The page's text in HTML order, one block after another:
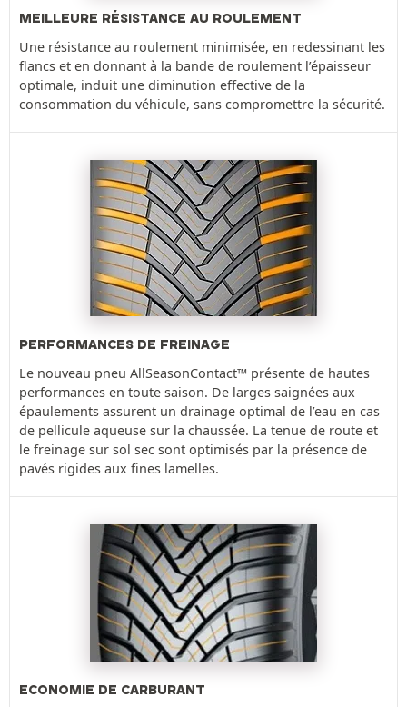
MEILLEURE RÉSISTANCE AU ROULEMENT
Une résistance au roulement minimisée, en redessinant les
flancs et en donnant à la bande de roulement l’épaisseur
optimale, induit une diminution effective de la
consommation du véhicule, sans compromettre la sécurité.
PERFORMANCES DE FREINAGE
Le nouveau pneu AllSeasonContact™ présente de hautes
performances en toute saison. De larges saignées aux
épaulements assurent un drainage optimal de l’eau en cas
de pellicule aqueuse sur la chaussée. La tenue de route et
le freinage sur sol sec sont optimisés par la présence de
pavés rigides aux fines lamelles.
ECONOMIE DE CARBURANT